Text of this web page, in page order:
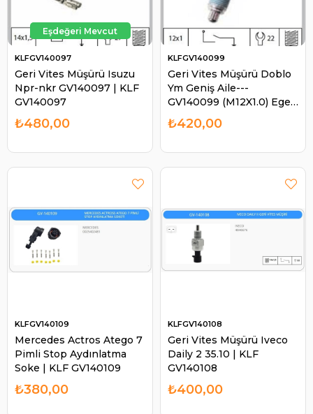
Geri Vites Müşürü Isuzu
Npr-nkr GV140097 | KLF
GV140097
KLFGV140097
₺480,00
Geri Vites Müşürü Doblo
Ym Geniş Aile---
GV140099 (M12X1.0) Egea
1.6D-1.4-DOBLO Opel
Combo 1.6DMTJ-FIAT
KLFGV140099
₺420,00
Mercedes Actros Atego 7
Pimli Stop Aydınlatma
Soke | KLF GV140109
KLFGV140109
₺380,00
Geri Vites Müşürü Iveco
Daily 2 35.10 | KLF
GV140108
KLFGV140108
₺400,00